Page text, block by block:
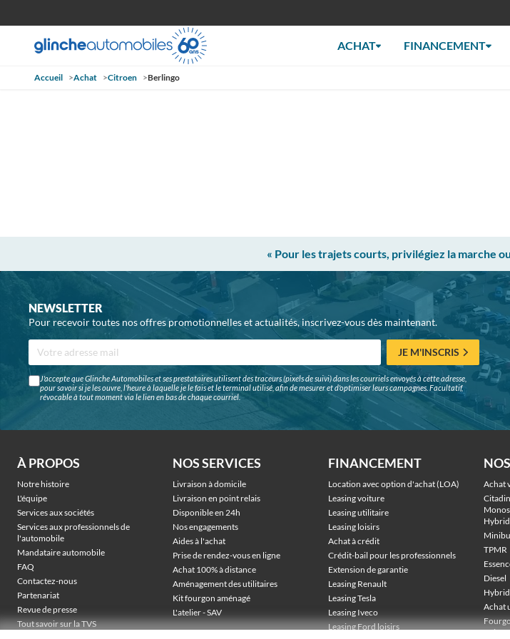
ACHAT FINANCEMENT
Accueil >Achat >Citroen >Berlingo
« Pour les trajets courts, privilégiez la marche
NEWSLETTER
Pour recevoir toutes nos offres promotionnelles et actualités, inscrivez-vous dès maintenant.
JE M'INSCRIS
J'accepte que Glinche Automobiles et ses prestataires utilisent des traceurs (pixels de suivi) dans les courriels envoyés à cette adresse,
pour savoir si je les ouvre, l'heure à laquelle je le fais et le terminal utilisé, afin de mesurer et d'optimiser leurs campagnes. Facultatif,
révocable à tout moment via le lien en bas de chaque courriel.
À PROPOS
Notre histoire
L'équipe
Services aux sociétés
Services aux professionnels de
l'automobile
Mandataire automobile
FAQ
Contactez-nous
Partenariat
Revue de presse
Tout savoir sur la TVS
NOS SERVICES
Livraison à domicile
Livraison en point relais
Disponible en 24h
Nos engagements
Aides à l'achat
Prise de rendez-vous en ligne
Achat 100% à distance
Aménagement des utilitaires
Kit fourgon aménagé
L'atelier - SAV
FINANCEMENT
Location avec option d'achat (LOA)
Leasing voiture
Leasing utilitaire
Leasing loisirs
Achat à crédit
Crédit-bail pour les professionnels
Extension de garantie
Leasing Renault
Leasing Tesla
Leasing Iveco
Leasing Ford loisirs
Achat
TPMR
Diesel
Achat